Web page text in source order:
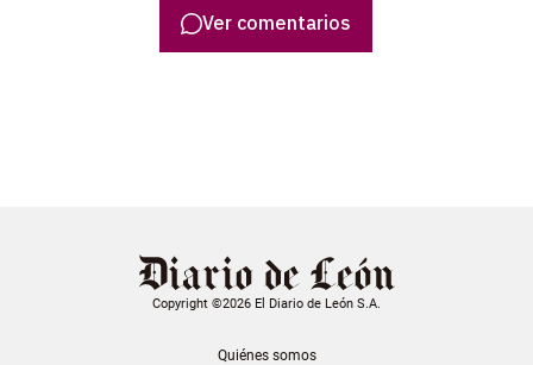
Ver comentarios
Copyright ©2026 El Diario de León S.A.
Quiénes somos